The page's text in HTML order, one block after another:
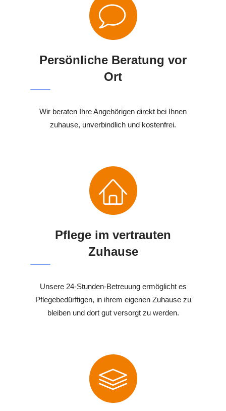
Persönliche Beratung vor
Ort
Wir beraten Ihre Angehörigen direkt bei Ihnen
zuhause, unverbindlich und kostenfrei.
Pflege im vertrauten
Zuhause
Unsere 24-Stunden-Betreuung ermöglicht es
Pflegebedürftigen, in ihrem eigenen Zuhause zu
bleiben und dort gut versorgt zu werden.